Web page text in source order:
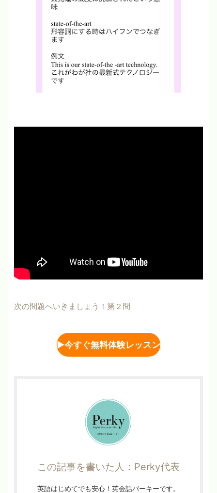
次の問題へいきましょう！第２問
▶︎今すぐ無料体験レッスン
この記事を書いた人：Perky代表
英語はじめてでも安心！英会話パーキーです。